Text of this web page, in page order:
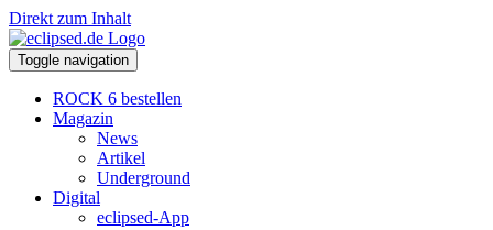
Direkt zum Inhalt
Toggle navigation
ROCK 6 bestellen
Magazin
News
Artikel
Underground
Digital
eclipsed-App